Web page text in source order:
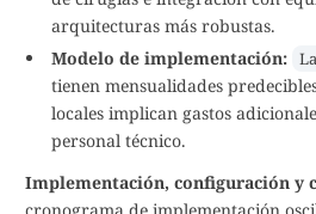
arquitecturas más robustas.
Modelo de implementación:
tienen mensualidades
locales implican gastos
personal técnico.
Implementación, configuración y